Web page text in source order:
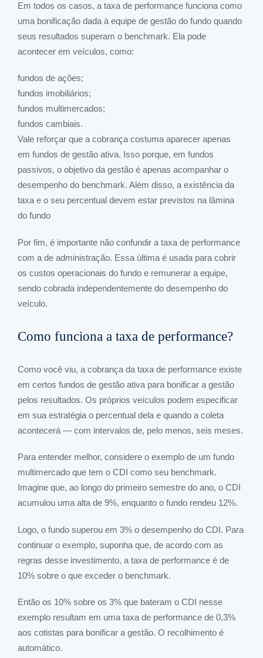
Em todos os casos, a taxa de performance funciona como
uma bonificação dada à equipe de gestão do fundo quando
seus resultados superam o benchmark. Ela pode
acontecer em veículos, como:
fundos de ações;
fundos imobiliários;
fundos multimercados;
fundos cambiais.
Vale reforçar que a cobrança costuma aparecer apenas
em fundos de gestão ativa. Isso porque, em fundos
passivos, o objetivo da gestão é apenas acompanhar o
desempenho do benchmark. Além disso, a existência da
taxa e o seu percentual devem estar previstos na lâmina
do fundo
Por fim, é importante não confundir a taxa de performance
com a de administração. Essa última é usada para cobrir
os custos operacionais do fundo e remunerar a equipe,
sendo cobrada independentemente do desempenho do
veículo.
Como funciona a taxa de performance?
Como você viu, a cobrança da taxa de performance existe
em certos fundos de gestão ativa para bonificar a gestão
pelos resultados. Os próprios veículos podem especificar
em sua estratégia o percentual dela e quando a coleta
acontecerá — com intervalos de, pelo menos, seis meses.
Para entender melhor, considere o exemplo de um fundo
multimercado que tem o CDI como seu benchmark.
Imagine que, ao longo do primeiro semestre do ano, o CDI
acumulou uma alta de 9%, enquanto o fundo rendeu 12%.
Logo, o fundo superou em 3% o desempenho do CDI. Para
continuar o exemplo, suponha que, de acordo com as
regras desse investimento, a taxa de performance é de
10% sobre o que exceder o benchmark.
Então os 10% sobre os 3% que bateram o CDI nesse
exemplo resultam em uma taxa de performance de 0,3%
aos cotistas para bonificar a gestão. O recolhimento é
automático.